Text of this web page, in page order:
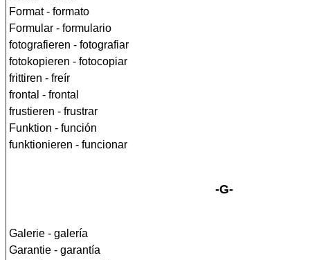
Format - formato
Formular - formulario
fotografieren - fotografiar
fotokopieren - fotocopiar
frittiren - freír
frontal - frontal
frustieren - frustrar
Funktion - función
funktionieren - funcionar
-G-
Galerie - galería
Garantie - garantía